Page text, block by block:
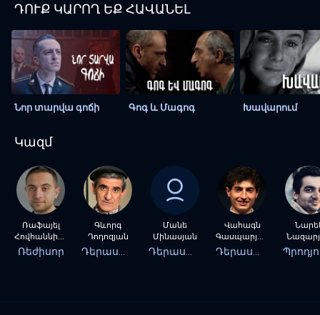
ԴՈՒՔ ԿԱՐՈՂ ԵՔ ՀԱՎԱՆԵԼ
Նոր տարվա գոճի Գոգ և Մագոգ Խավարում
Կազմ
Ռաֆայել
Հովհաննիսյան
Ռեժիսոր
Գևորգ
Դոդոզյան
Մանե
Մինասյան
Վահագն
Գասպարյան